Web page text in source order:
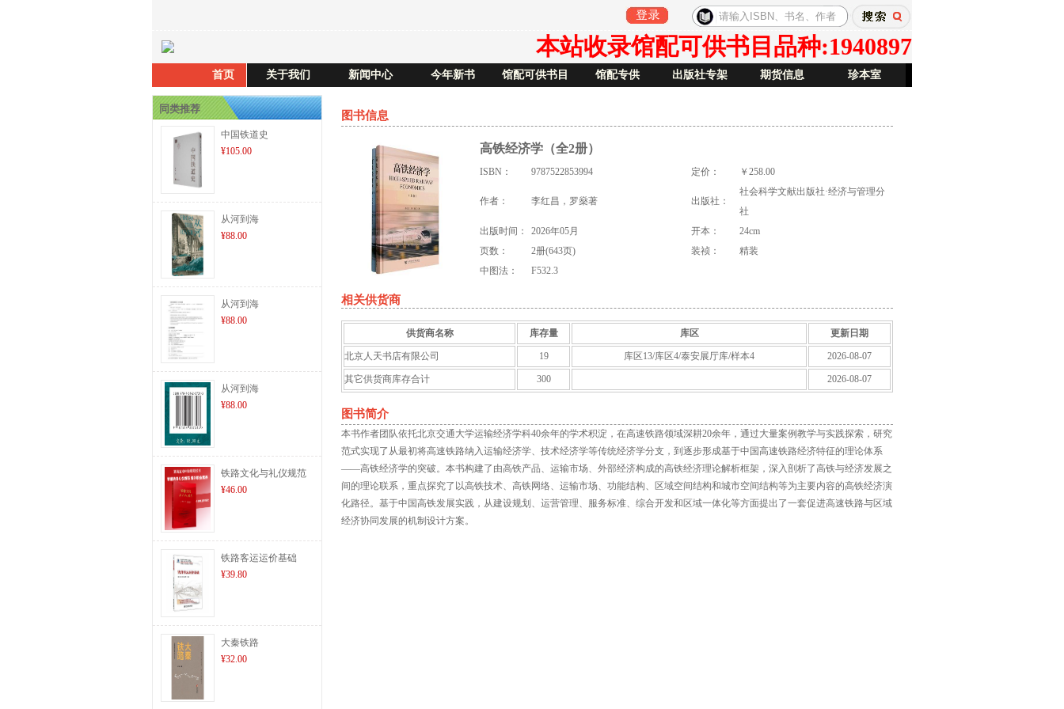
本站收录馆配可供书目品种:1940897
首页 关于我们 新闻中心 今年新书 馆配可供书目 馆配专供 出版社专架 期货信息 珍本室
同类推荐
中国铁道史
¥105.00
从河到海
¥88.00
从河到海
¥88.00
从河到海
¥88.00
铁路文化与礼仪规范
¥46.00
铁路客运运价基础
¥39.80
大秦铁路
¥32.00
图书信息
高铁经济学（全2册）
ISBN： 9787522853994 定价： ￥258.00
作者： 李红昌，罗燊著 出版社：
社会科学文献出版社·经济与管理分
社
出版时间：
2026年05月 开本：
24cm
页数：
2册(643页) 装祯：
精装
中图法：
F532.3
相关供货商
供货商名称 库存量 库区 更新日期
北京人天书店有限公司 19 库区13/库区4/泰安展厅库/样本4 2026-08-07
其它供货商库存合计 300 2026-08-07
图书简介
本书作者团队依托北京交通大学运输经济学科40余年的学术积淀，在高速铁路领域深耕20余年，通过大量案例教学与实践探索，研究
范式实现了从最初将高速铁路纳入运输经济学、技术经济学等传统经济学分支，到逐步形成基于中国高速铁路经济特征的理论体系
——高铁经济学的突破。本书构建了由高铁产品、运输市场、外部经济构成的高铁经济理论解析框架，深入剖析了高铁与经济发展之
间的理论联系，重点探究了以高铁技术、高铁网络、运输市场、功能结构、区域空间结构和城市空间结构等为主要内容的高铁经济演
化路径。基于中国高铁发展实践，从建设规划、运营管理、服务标准、综合开发和区域一体化等方面提出了一套促进高速铁路与区域
经济协同发展的机制设计方案。